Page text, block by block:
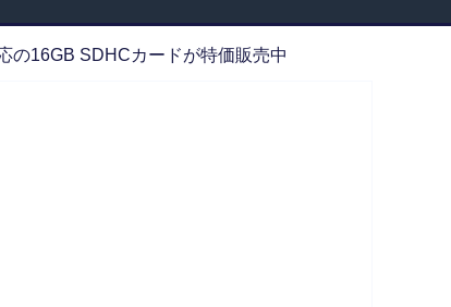
の16GB SDHCカードが特価販売中